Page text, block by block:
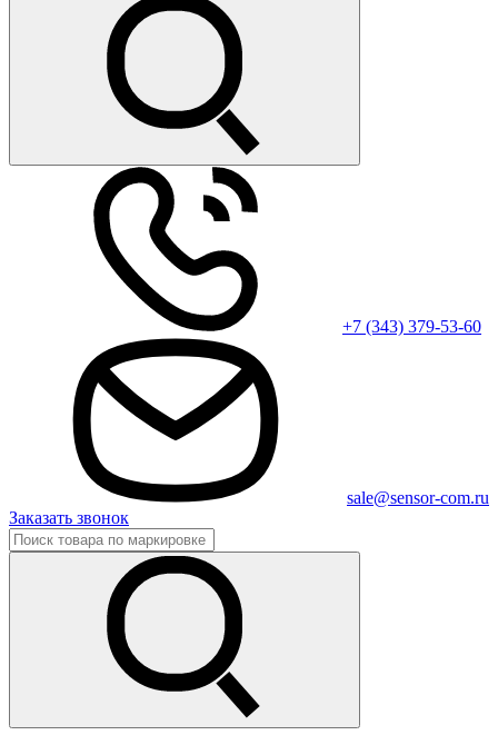
+7 (343) 379-53-60
sale@sensor-com.ru
Заказать звонок